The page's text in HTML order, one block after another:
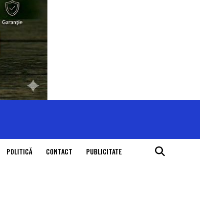
POLITICĂ CONTACT PUBLICITATE